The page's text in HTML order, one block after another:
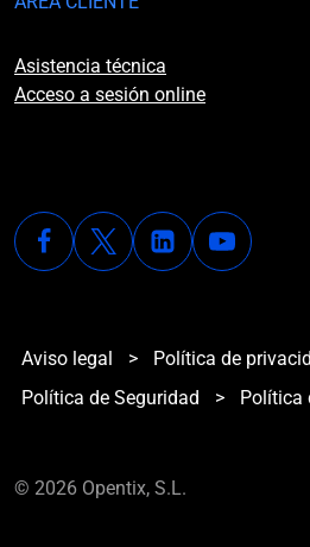
Asistencia técnica
Acceso a sesión online
Aviso legal > Política de
Política de Seguridad
> Política
© 2026 Opentix, S.L.